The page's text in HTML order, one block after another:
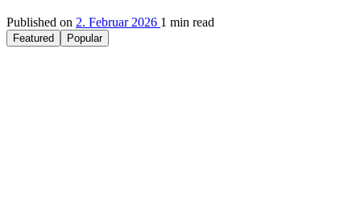
Published on 2. Februar 2026 1 min read
Featured Popular